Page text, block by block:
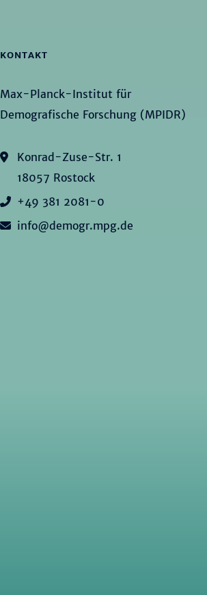
KONTAKT
Max-Planck-Institut für
Demografische Forschung (MPIDR)
Konrad-Zuse-Str. 1
18057 Rostock
+49 381 2081-0
info@demogr.mpg.de